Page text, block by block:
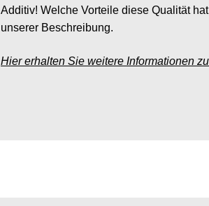
Additiv! Welche Vorteile diese Qualität
unserer Beschreibung.
Hier erhalten Sie weitere Informationen